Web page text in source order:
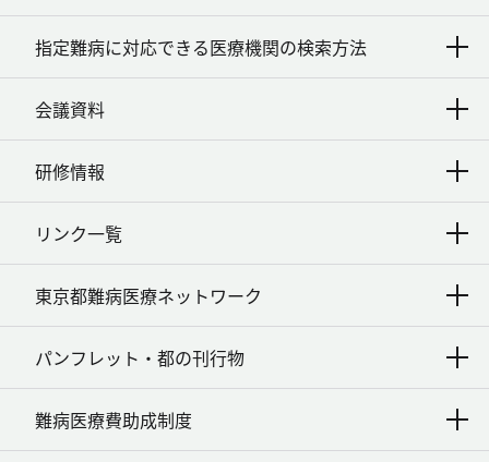
指定難病に対応できる医療機関の検索方法
会議資料
研修情報
リンク一覧
東京都難病医療ネットワーク
パンフレット・都の刊行物
難病医療費助成制度